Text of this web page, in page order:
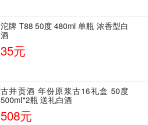
沱牌 T88 50度 480ml 单瓶 浓香型白
酒
35元
古井贡酒 年份原浆古16礼盒 50度
500ml*2瓶 送礼白酒
508元